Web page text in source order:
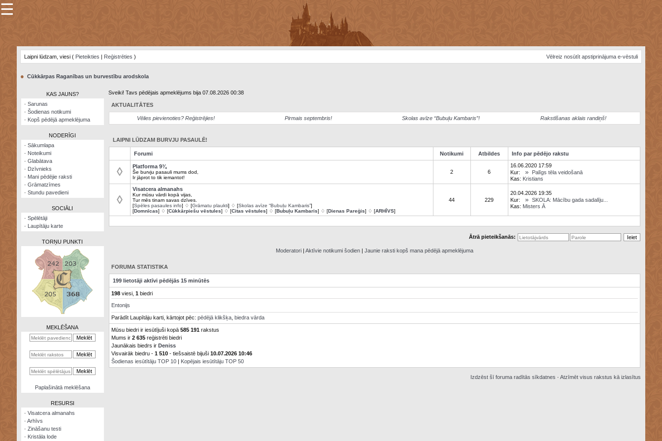
×
Šodienas
Visatcera
almanahs
kalkulators
☰
Laipni lūdzam, viesi ( Pieteikties | Reģistrēties ) Vēlreiz nosūtīt apstiprinājuma e-vēstuli
● Cūkkārpas Raganības un burvestību arodskola
KAS JAUNS?
· Sarunas
· Šodienas notikumi
· Kopš pēdējā apmeklējuma
NODERĪGI
· Sākumlapa
· Noteikumi
· Glabātava
· Dzīvnieks
· Mani pēdējie raksti
· Grāmatzīmes
· Stundu pavedieni
SOCIĀLI
· Spēlētāji
· Laupītāju karte
TORŅU PUNKTI
MEKLĒŠANA
Paplašinātā meklēšana
RESURSI
· Visatcera almanahs
· Arhīvs
· Zināšanu testi
· Kristāla lode
Sveiki! Tavs pēdējais apmeklējums bija 07.08.2026 00:38
AKTUALITĀTES
Vēlies pievienoties? Reģistrējies! Pirmais septembris! Skolas avīze “Bubuļu Kambaris”! Rakstīšanas aklais randiņš!
LAIPNI LŪDZAM BURVJU PASAULĒ!
Forumi Notikumi Atbildes Info par pēdējo rakstu
◊ Platforma 9¾
Še burvju pasauli mums dod,
Ir jāprot to tik iemantot!
2 6
16.06.2020 17:59
Kur:
»
Palīgs tēla veidošanā
Kas: Kristians
◊
Visatcera almanahs
Kur mūsu vārdi kopā vijas,
Tur mēs tinam savas dzīves.
[Spēles pasaules info] ♢ [Grāmatu plaukti] ♢ [Skolas avīze “Bubuļu Kambaris”]
[Domnīcas] ♢ [Cūkkārpiešu vēstules] ♢ [Citas vēstules] ♢ [Bubuļu Kambaris] ♢ [Dienas Pareģis] ♢ [ARHĪVS]
44 229
20.04.2026 19:35
Kur:
» SKOLA: Mācību gada sadalīju...
Kas: Misters Ā
Ātrā pieteikšanās:
Moderatori| Aktīvie notikumi šodien| Jaunie raksti kopš mana pēdējā apmeklējuma
FORUMA STATISTIKA
199 lietotāji aktīvi pēdējās 15 minūtēs
198viesi, 1biedri
Entonijs
Parādīt Laupītāju karti, kārtojot pēc: pēdējā klikšķa, biedra vārda
Mūsu biedri ir iesūtījuši kopā 585 191rakstus
Mums ir 2 635reģistrēti biedri
Jaunākais biedrs ir Deniss
Visvairāk biedru - 1 510- tiešsaistē bijuši 10.07.2026 10:46
Šodienas iesūtītāju TOP 10| Kopējais iesūtītāju TOP 50
Izdzēst šī foruma radītās sīkdatnes · Atzīmēt visus rakstus kā izlasītus